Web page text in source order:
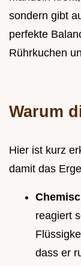
sondern gibt
perfekte
Rührkuchen
Warum
Hier ist kurz
damit das
reagiert
dass er